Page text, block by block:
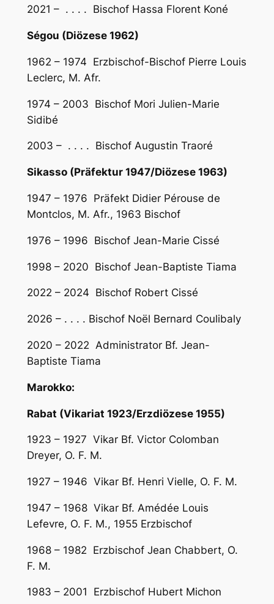
2021 – . . . . Bischof Hassa Florent Koné
Ségou (Diözese 1962)
1962 – 1974 Erzbischof-Bischof Pierre Louis
Leclerc, M. Afr.
1974 – 2003 Bischof Mori Julien-Marie
Sidibé
2003 – . . . . Bischof Augustin Traoré
Sikasso (Präfektur 1947/Diözese 1963)
1947 – 1976 Präfekt Didier Pérouse de
Montclos, M. Afr., 1963 Bischof
1976 – 1996 Bischof Jean-Marie Cissé
1998 – 2020 Bischof Jean-Baptiste Tiama
2022 – 2024 Bischof Robert Cissé
2026 – . . . . Bischof Noël Bernard Coulibaly
2020 – 2022 Administrator Bf. Jean-
Baptiste Tiama
Marokko:
Rabat (Vikariat 1923/Erzdiözese 1955)
1923 – 1927 Vikar Bf. Victor Colomban
Dreyer, O. F. M.
1927 – 1946 Vikar Bf. Henri Vielle, O. F. M.
1947 – 1968 Vikar Bf. Amédée Louis
Lefevre, O. F. M., 1955 Erzbischof
1968 – 1982 Erzbischof Jean Chabbert, O.
F. M.
1983 – 2001 Erzbischof Hubert Michon